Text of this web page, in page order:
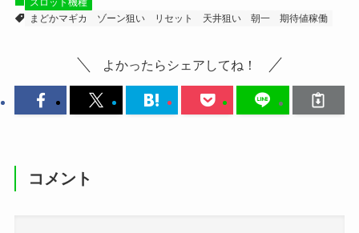
スロット機種
まどかマギカ
ゾーン狙い リセット 天井狙い 朝一 期待値稼働
よかったらシェアしてね！
コメント